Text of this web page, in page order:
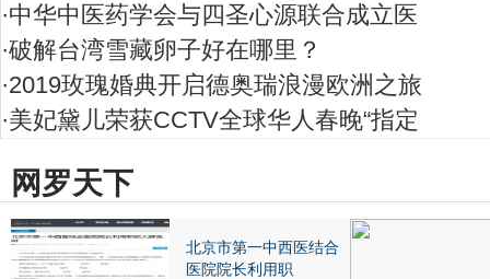
·中华中医药学会与四圣心源联合成立医
·破解台湾雪藏卵子好在哪里？
·2019玫瑰婚典开启德奥瑞浪漫欧洲之旅
·美妃黛儿荣获CCTV全球华人春晚“指定
网罗天下
北京市第一中西医结合
医院院长利用职